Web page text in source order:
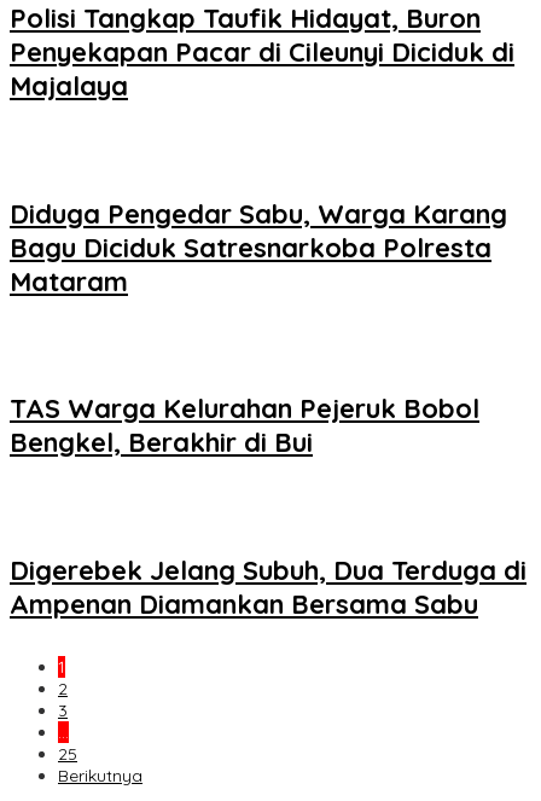
Polisi Tangkap Taufik Hidayat, Buron
Penyekapan Pacar di Cileunyi Diciduk di
Majalaya
Diduga Pengedar Sabu, Warga Karang
Bagu Diciduk Satresnarkoba Polresta
Mataram
TAS Warga Kelurahan Pejeruk Bobol
Bengkel, Berakhir di Bui
Digerebek Jelang Subuh, Dua Terduga di
Ampenan Diamankan Bersama Sabu
1
2
3
…
25
Berikutnya